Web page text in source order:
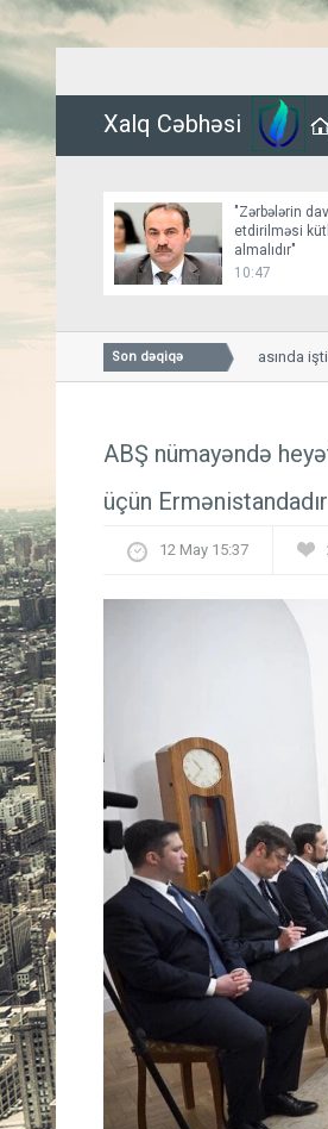
Xalq Cəbhəsi
"Zərbələrin
etdirilməsi
almalıdır"
10:47
Son dəqiqə
Paşinyan Aİİ-nin iclasında
ABŞ nümayəndə
üçün Ermənistandadır
12 May 15:37